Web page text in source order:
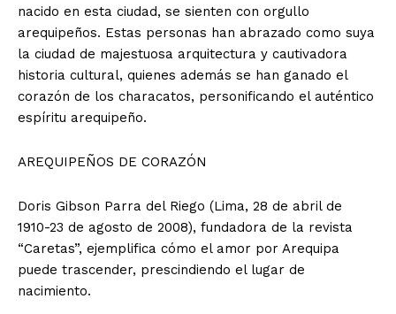
nacido en esta ciudad, se sienten con orgullo
arequipeños. Estas personas han abrazado como suya
la ciudad de majestuosa arquitectura y cautivadora
historia cultural, quienes además se han ganado el
corazón de los characatos, personificando el auténtico
espíritu arequipeño.
AREQUIPEÑOS DE CORAZÓN
Doris Gibson Parra del Riego (Lima, 28 de abril de
1910-23 de agosto de 2008), fundadora de la revista
“Caretas”, ejemplifica cómo el amor por Arequipa
puede trascender, prescindiendo el lugar de
nacimiento.